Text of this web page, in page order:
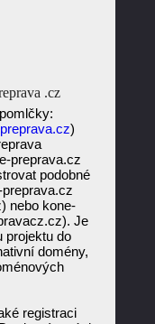
.cz
)
preprava.cz
podobné
nebo kone-
Je
do
domény,
registraci